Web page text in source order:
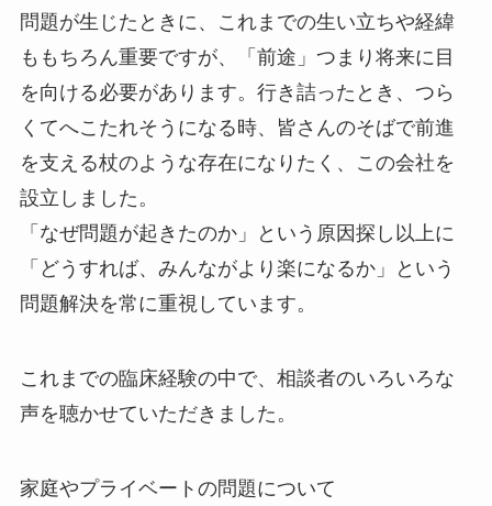
問題が生じたときに、これまでの生い立ちや経緯
ももちろん重要ですが、「前途」つまり将来に目
を向ける必要があります。行き詰ったとき、つら
くてへこたれそうになる時、皆さんのそばで前進
を支える杖のような存在になりたく、この会社を
設立しました。
「なぜ問題が起きたのか」という原因探し以上に
「どうすれば、みんながより楽になるか」という
問題解決を常に重視しています。
これまでの臨床経験の中で、相談者のいろいろな
声を聴かせていただきました。
家庭やプライベートの問題について